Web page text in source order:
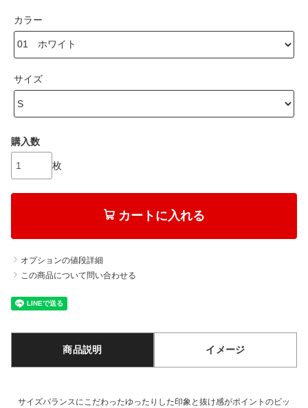
カラー
サイズ
購入数
枚
カートに入れる
オプションの値段詳細
この商品について問い合わせる
商品説明 イメージ
サイズバランスにこだわったゆったりした印象と抜け感がポイントのビッ